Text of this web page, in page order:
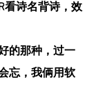
看诗名背诗，效
的那种，过一
忘，我俩用软